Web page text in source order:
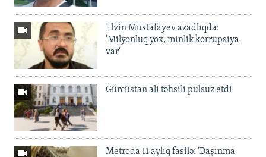
Elvin Mustafayev azadlıqda:
'Milyonluq yox, minlik korrupsiya
var'
Gürcüstan ali təhsili pulsuz etdi
Metroda 11 aylıq fasilə: 'Daşınma